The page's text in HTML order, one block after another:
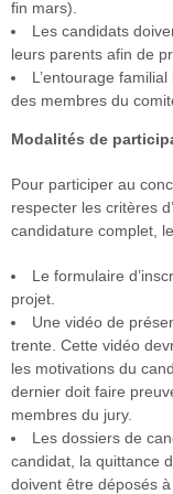
fin mars).
Les candidats
leurs parents afin de
L’entourage
des membres du
Modalités de
Pour participer au
respecter les critères
candidature complet,
Le formulaire
projet.
Une vidéo de
trente. Cette vidéo
les motivations du
dernier doit faire
membres du jury.
Les dossiers de
candidat, la quittance
doivent être déposés à
édition